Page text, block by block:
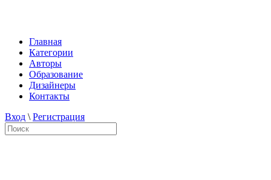
Главная
Категории
Авторы
Образование
Дизайнеры
Контакты
Вход \ Регистрация